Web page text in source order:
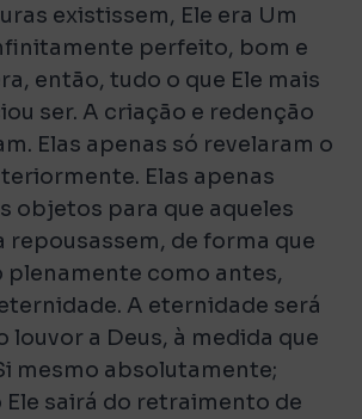
existissem, Ele era Um
perfeito, bom e
então, tudo o que Ele mais
ser. A criação e redenção
Elas apenas só revelaram o
Elas apenas
objetos para que aqueles
repousassem, de forma que
plenamente como antes,
A eternidade será
louvor a Deus, à medida que
mesmo absolutamente;
Ele sairá do retraimento de